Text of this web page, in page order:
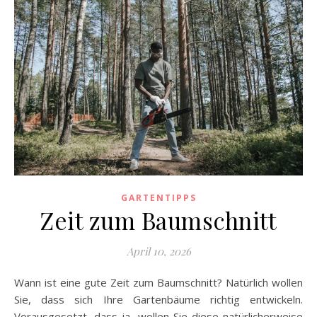
GARTENTIPPS
Zeit zum Baumschnitt
April 10, 2026
Wann ist eine gute Zeit zum Baumschnitt? Natürlich wollen
Sie, dass sich Ihre Gartenbäume richtig entwickeln.